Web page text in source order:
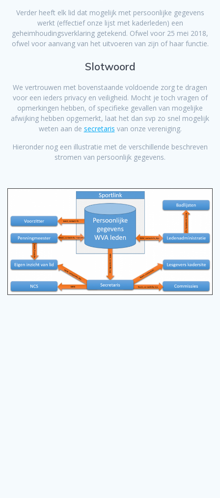
Verder heeft elk lid dat mogelijk met persoonlijke gegevens
werkt (effectief onze lijst met kaderleden) een
geheimhoudingsverklaring getekend. Ofwel voor 25 mei 2018,
ofwel voor aanvang van het uitvoeren van zijn of haar functie.
Slotwoord
We vertrouwen met bovenstaande voldoende zorg te dragen
voor een ieders privacy en veiligheid. Mocht je toch vragen of
opmerkingen hebben, of specifieke gevallen van mogelijke
afwijking hebben opgemerkt, laat het dan svp zo snel mogelijk
weten aan de secretaris van onze vereniging.
Hieronder nog een illustratie met de verschillende beschreven
stromen van persoonlijk gegevens.